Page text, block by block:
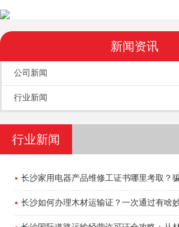
新闻资讯
公司新闻
行业新闻
行业新闻
长沙家用电器产品维修工证书哪里考取？
长沙如何办理木材运输证？一次通过有啥